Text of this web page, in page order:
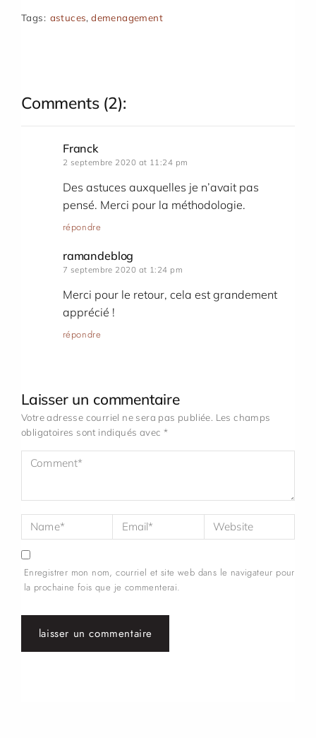
Tags: astuces,demenagement
Comments (2):
Franck
2 septembre 2020 at 11:24 pm
Des astuces auxquelles je n’avait pas
pensé. Merci pour la méthodologie.
répondre
ramandeblog
7 septembre 2020 at 1:24 pm
Merci pour le retour, cela est grandement
apprécié !
répondre
Laisser un commentaire
Votre adresse courriel ne sera pas publiée. Les champs
obligatoires sont indiqués avec *
Enregistrer mon nom, courriel et site web dans le navigateur pour
la prochaine fois que je commenterai.